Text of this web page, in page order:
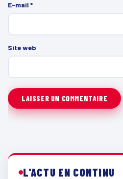
E-mail *
Site web
L'ACTU EN CONTINU